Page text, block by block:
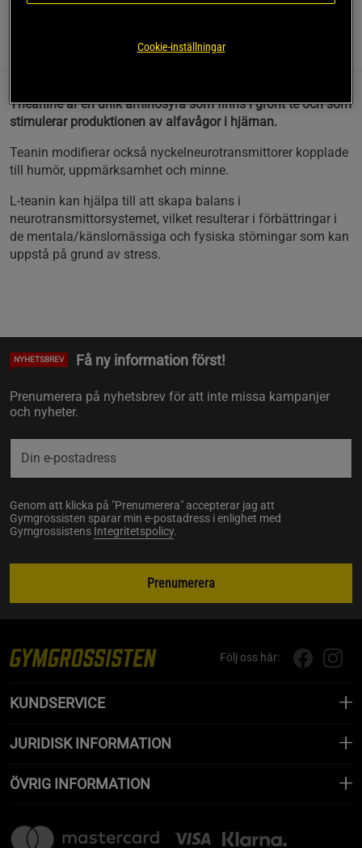
Recensioner Näring & Ingredienser
Theanine är en unik aminosyra som finns i grönt te och som
stimulerar produktionen av alfavågor i hjärnan.
Teanin modifierar också nyckelneurotransmittorer kopplade
till humör, uppmärksamhet och minne.
L-teanin kan hjälpa till att skapa balans i
neurotransmittorsystemet, vilket resulterar i förbättringar i
de mentala/känslomässiga och fysiska störningar som kan
uppstå på grund av stress.
NYHETSBREV Få ny information först!
Prenumerera på nyhetsbrev för att inte missa kampanjer
och nyheter.
Genom att klicka på "Prenumerera" accepterar jag att
Gymgrossisten sparar min e-postadress i enlighet med
Gymgrossistens Integritetspolicy.
Prenumerera
Följ oss här:
KUNDSERVICE
JURIDISK INFORMATION
ÖVRIG INFORMATION
Cookie-inställningar